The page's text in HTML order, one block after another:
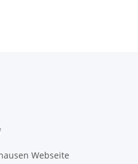
Webseite